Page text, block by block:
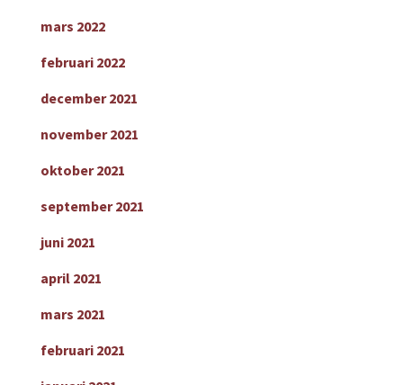
mars 2022
februari 2022
december 2021
november 2021
oktober 2021
september 2021
juni 2021
april 2021
mars 2021
februari 2021